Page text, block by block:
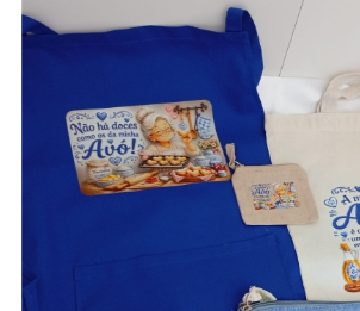
aventais / Sacos /
porta-moedas dia dos avós –